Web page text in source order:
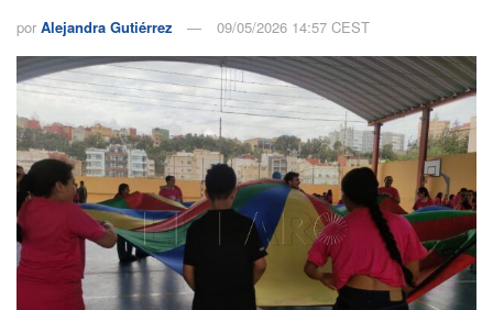
por Alejandra Gutiérrez 09/05/2026 14:57 CEST